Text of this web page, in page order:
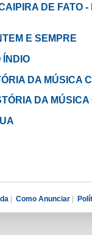
DE FATO
E SEMPRE
ÍNDIO
DA MÚSICA
DA
| Como Anunciar |